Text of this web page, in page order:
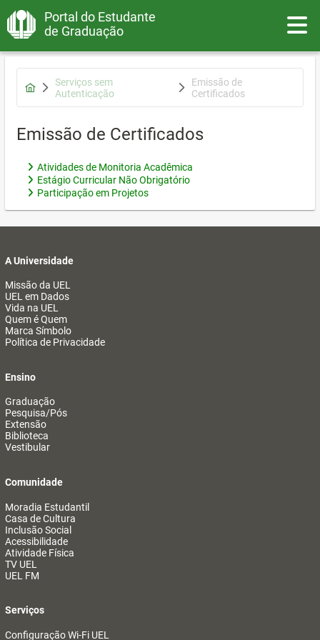
Portal do Estudante
de Graduação
Serviços sem
Autenticação
Emissão de
Certificados
Emissão de Certificados
Atividades de Monitoria Acadêmica
Estágio Curricular Não Obrigatório
Participação em Projetos
A Universidade
Missão da UEL
UEL em Dados
Vida na UEL
Quem é Quem
Marca Símbolo
Política de Privacidade
Ensino
Graduação
Pesquisa/Pós
Extensão
Biblioteca
Vestibular
Comunidade
Moradia Estudantil
Casa de Cultura
Inclusão Social
Acessibilidade
Atividade Física
TV UEL
UEL FM
Serviços
Configuração Wi-Fi UEL